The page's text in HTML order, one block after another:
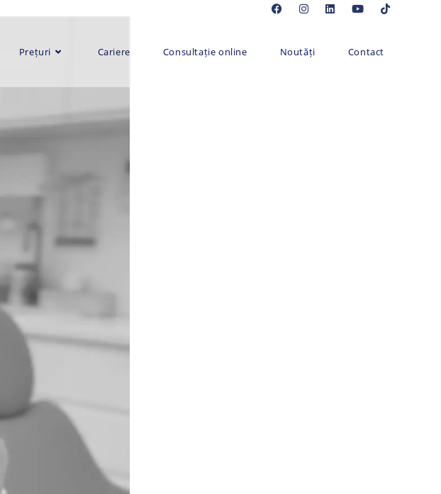
Prețuri Cariere Consultație online Noutăți Contact